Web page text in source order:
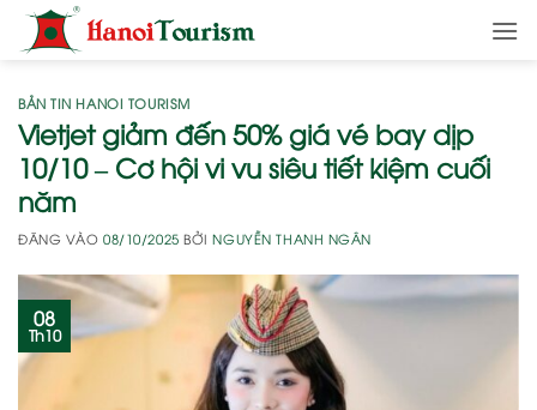
qua
dungBẢN TIN HANOI TOURISM
Vietjet giảm đến 50% giá vé bay dịp
10/10 – Cơ hội vi vu siêu tiết kiệm cuối
năm
ĐĂNG VÀO08/10/2025 BỞINGUYỄN THANH NGÂN
08
Th10